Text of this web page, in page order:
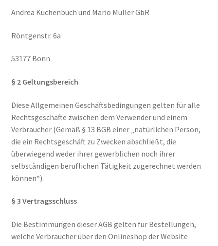
Andrea Kuchenbuch und Mario Müller GbR
Röntgenstr. 6a
53177 Bonn
§ 2 Geltungsbereich
Diese Allgemeinen Geschäftsbedingungen gelten für alle
Rechtsgeschäfte zwischen dem Verwender und einem
Verbraucher (Gemäß § 13 BGB einer „natürlichen Person,
die ein Rechtsgeschäft zu Zwecken abschließt, die
überwiegend weder ihrer gewerblichen noch ihrer
selbständigen beruflichen Tätigkeit zugerechnet werden
können“).
§ 3 Vertragsschluss
Die Bestimmungen dieser AGB gelten für Bestellungen,
welche Verbraucher über den Onlineshop der Website